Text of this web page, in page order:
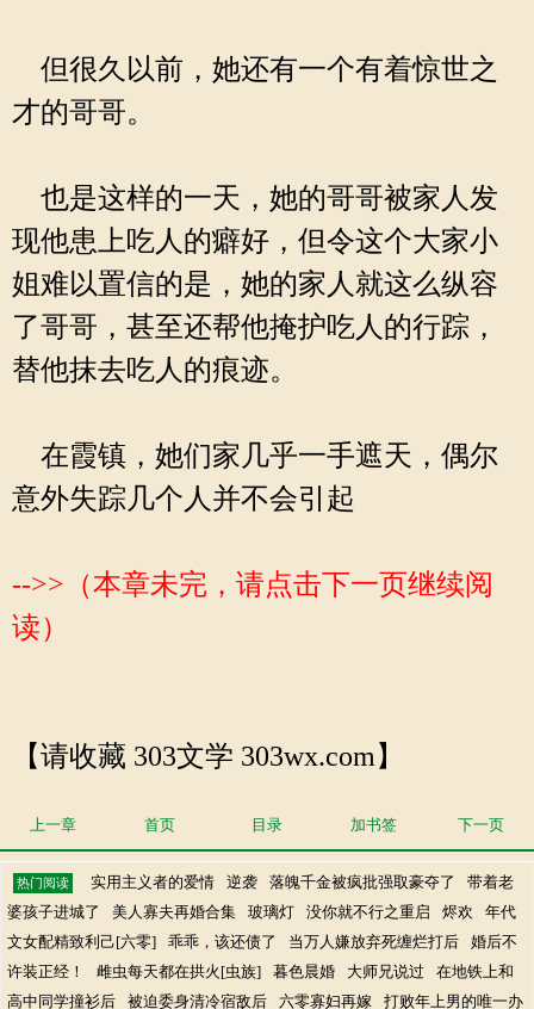
但很久以前，她还有一个有着惊世之
才的哥哥。
也是这样的一天，她的哥哥被家人发
现他患上吃人的癖好，但令这个大家小
姐难以置信的是，她的家人就这么纵容
了哥哥，甚至还帮他掩护吃人的行踪，
替他抹去吃人的痕迹。
在霞镇，她们家几乎一手遮天，偶尔
意外失踪几个人并不会引起
-->>（本章未完，请点击下一页继续阅
读）
【请收藏 303文学 303wx.com】
上一章 首页 目录 加书签 下一页
热门阅读 实用主义者的爱情 逆袭 落魄千金被疯批强取豪夺了
带着老
婆孩子进城了
美人寡夫再婚合集 玻璃灯 没你就不行之重启 烬欢
年代
文女配精致利己[六零]
乖乖，该还债了 当万人嫌放弃死缠烂打后
婚后不
许装正经！
雌虫每天都在拱火[虫族] 暮色晨婚 大师兄说过
在地铁上和
高中同学撞衫后
被迫委身清冷宿敌后 六零寡妇再嫁 打败年上男的唯一办